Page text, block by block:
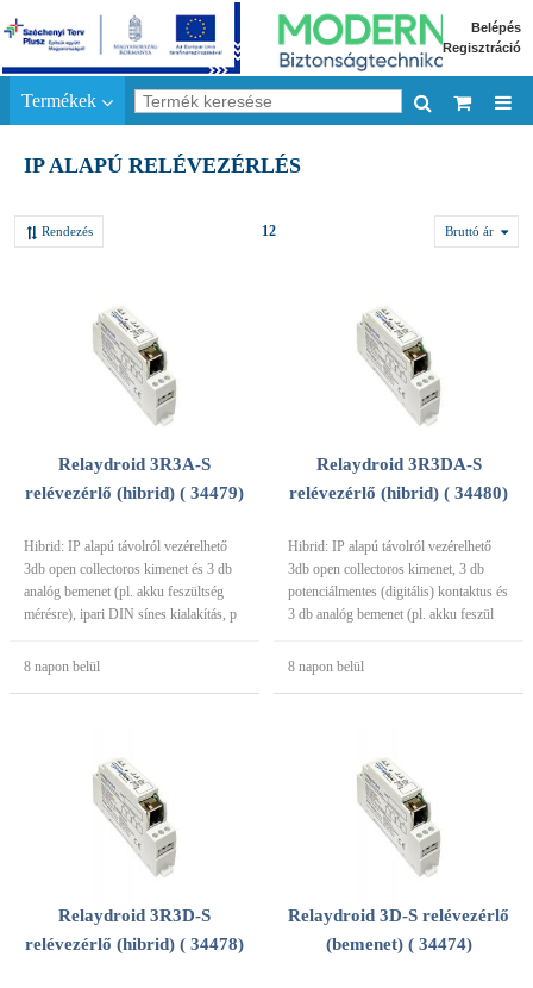
Belépés
Regisztráció
Termékek
IP ALAPÚ RELÉVEZÉRLÉS
Rendezés 12 Bruttó ár
Relaydroid 3R3A-S
relévezérlő (hibrid) ( 34479)
Hibrid: IP alapú távolról vezérelhető
3db open collectoros kimenet és 3 db
analóg bemenet (pl. akku feszültség
mérésre), ipari DIN sínes kialakítás, p
8 napon belül
Relaydroid 3R3DA-S
relévezérlő (hibrid) ( 34480)
Hibrid: IP alapú távolról vezérelhető
3db open collectoros kimenet, 3 db
potenciálmentes (digitális) kontaktus és
3 db analóg bemenet (pl. akku feszül
8 napon belül
Relaydroid 3R3D-S
relévezérlő (hibrid) ( 34478)
Relaydroid 3D-S relévezérlő
(bemenet) ( 34474)